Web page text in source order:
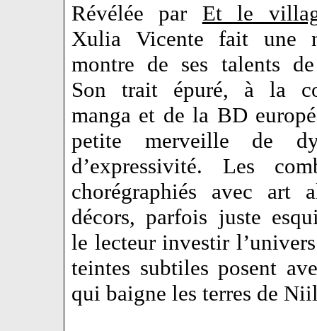
Révélée par Et le
Xulia Vicente fait une
montre de ses talents
Son trait épuré, à la
manga et de la BD
petite merveille de
d’expressivité. Les
chorégraphiés avec art
décors, parfois juste
le lecteur investir
teintes subtiles posent
qui baigne les terres de